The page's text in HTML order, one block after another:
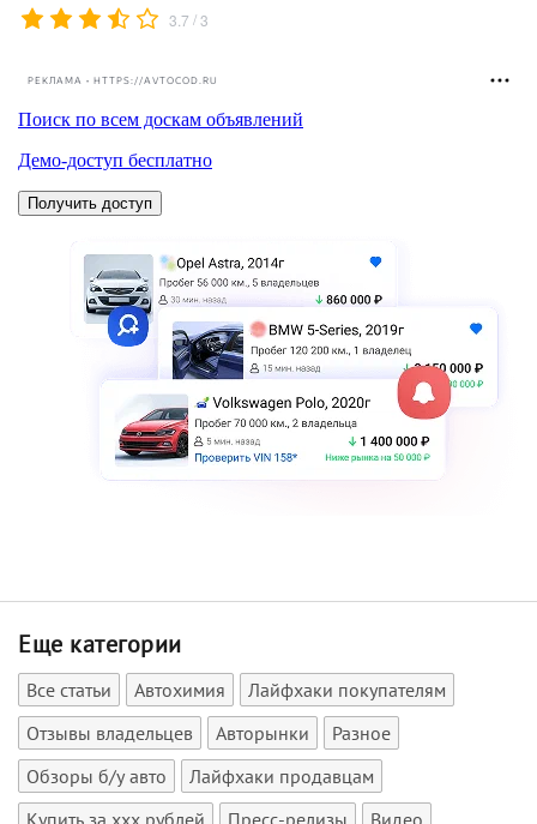
3.7 /3
РЕКЛАМА • HTTPS://AVTOCOD.RU
Еще категории
Все статьи Автохимия
Лайфхаки покупателям
Отзывы владельцев
Авторынки
Разное
Обзоры б/у авто
Лайфхаки продавцам